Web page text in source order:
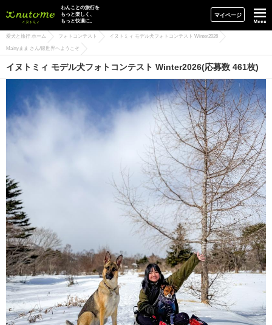
イヌトミィ
わんことの旅行を
もっと楽しく、
もっと快適に。
マイページ
愛犬と旅行 ホーム フォトコンテスト イヌトミィ モデル犬フォトコンテスト Winter2026
Maittyまま さん/銀世界へようこそ
イヌトミィ モデル犬フォトコンテスト Winter2026(応募数 461枚)